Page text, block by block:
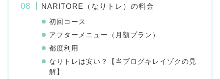
NARITORE（なりトレ）の料金
初回コース
アフターメニュー（月額プラン）
都度利用
なりトレは安い？【当ブログキレイゾクの見
解】